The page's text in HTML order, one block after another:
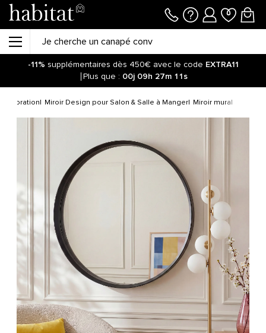
-11% supplémentaires dès 450€ avec le code EXTRA11
Plus que : 00j 09h 27m 10s
décoration Miroir Design pour Salon & Salle à Manger Miroir mural